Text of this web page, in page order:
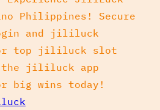
Philippines! Secure
and jililuck
top jililuck slot
the jililuck app
big wins today!